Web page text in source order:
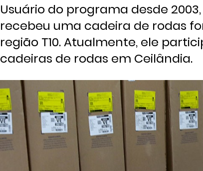
Usuário do programa desde
recebeu uma cadeira de rodas
região T10. Atualmente, ele
cadeiras de rodas em Ceilândia.